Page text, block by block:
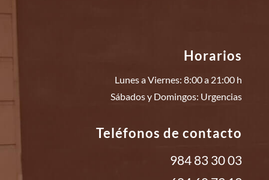
Horarios
Lunes a Viernes: 8:00 a 21:00 h
Sábados y Domingos: Urgencias
Teléfonos de contacto
984 83 30 03